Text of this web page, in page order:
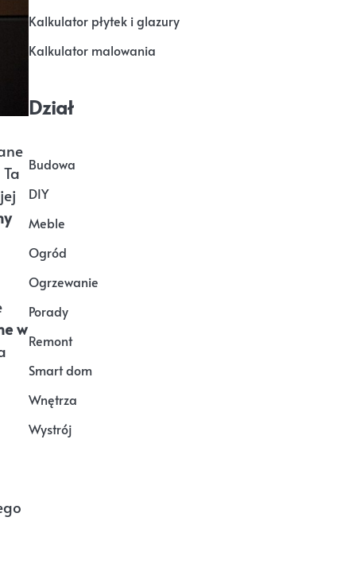
w
Kalkulator płytek i glazury
Kalkulator malowania
Dział
Budowa
DIY
Meble
Ogród
Ogrzewanie
Porady
Remont
Smart dom
Wnętrza
Wystrój